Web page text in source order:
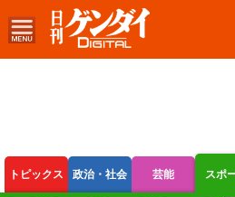
トピックス 政治・社会 芸能 スポ